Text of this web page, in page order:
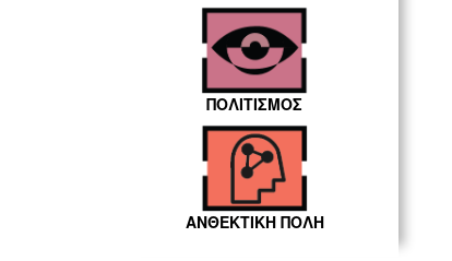
ΠΟΛΙΤΙΣΜΟΣ
ΑΝΘΕΚΤΙΚΗ ΠΟΛΗ